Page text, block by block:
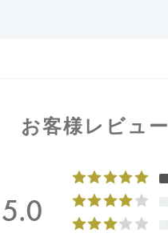
お客様レビュー